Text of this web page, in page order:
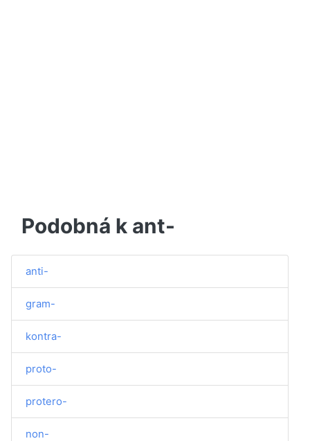
Podobná k ant-
anti-
gram-
kontra-
proto-
protero-
non-